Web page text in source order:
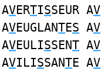
AVERTISSEUR AV
AVEUGLANTES AV
AVEULISSENT AV
AVILISSANTE AV